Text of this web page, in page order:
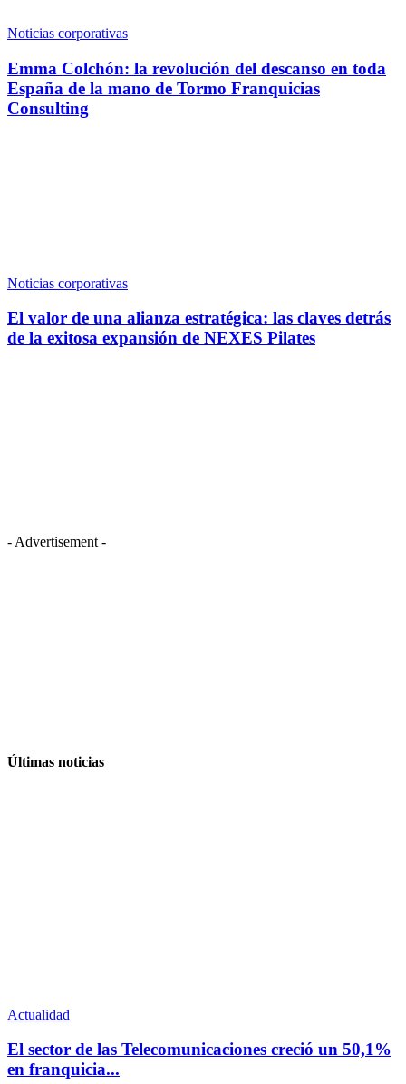
Noticias corporativas
Emma Colchón: la revolución del descanso en toda
España de la mano de Tormo Franquicias
Consulting
Noticias corporativas
El valor de una alianza estratégica: las claves detrás
de la exitosa expansión de NEXES Pilates
- Advertisement -
Últimas noticias
Actualidad
El sector de las Telecomunicaciones creció un 50,1%
en franquicia...